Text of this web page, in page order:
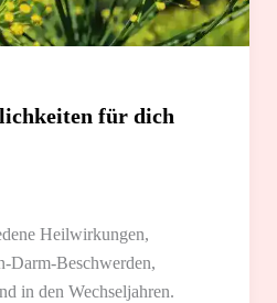
für dich
Heilwirkungen,
Darm-Beschwerden,
in den Wechseljahren.